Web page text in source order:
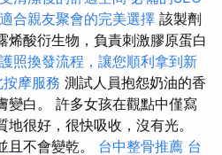
合親友聚會的完美選擇 該製劑
烯酸衍生物，負責刺激膠原蛋白
護照換發流程，讓您順利拿到新
按摩服務 測試人員抱怨奶油的香
變白。 許多女孩在觀點中僅寫
很好，很快吸收，沒有光。
且不會變乾。 台中整骨推薦 台